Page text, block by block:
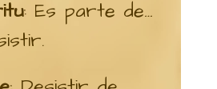
: Es parte de…